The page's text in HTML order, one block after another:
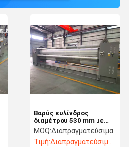
Βαρύς κυλίνδρος
διαμέτρου 530 mm με
ρυμουλκούμενα ψύξης
με νερό
MOQ:Διαπραγματεύσιμα
Τιμή:Διαπραγματεύσιμος